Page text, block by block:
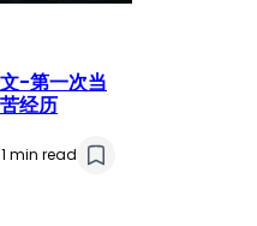
-第一次当
经历
1 min read